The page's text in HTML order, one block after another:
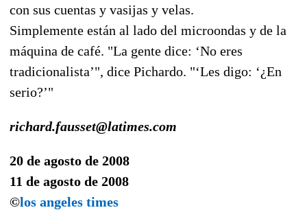
con sus cuentas y vasijas y velas.
Simplemente están al lado del microondas y de la
máquina de café. "La gente dice: ‘No eres
tradicionalista’", dice Pichardo. "‘Les digo: ‘¿En
serio?’"
richard.fausset@latimes.com
20 de agosto de 2008
11 de agosto de 2008
©los angeles times